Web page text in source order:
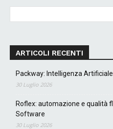
ARTICOLI RECENTI
Packway: Intelligenza
30 Luglio 2026
Roflex: automazione e qualità
Software
30 Luglio 2026